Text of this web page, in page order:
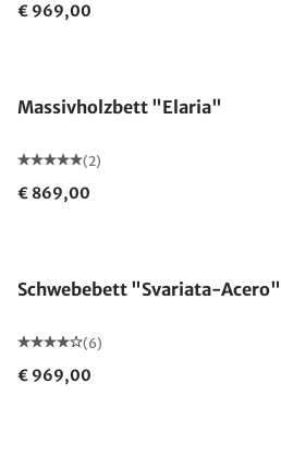
€ 969,00
Massivholzbett "Elaria"
(2)
€ 869,00
Schwebebett "Svariata-Acero"
(6)
€ 969,00